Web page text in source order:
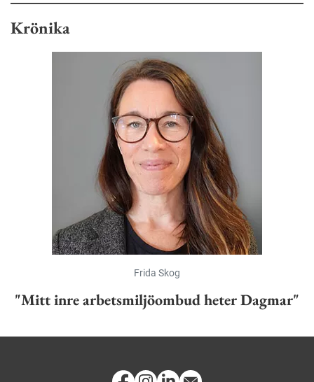
Krönika
Frida Skog
"Mitt inre arbetsmiljöombud heter Dagmar"